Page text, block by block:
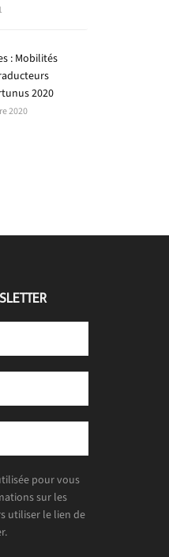
: Mobilités
2020
2020
pour vous
sur les
utiliser le lien de